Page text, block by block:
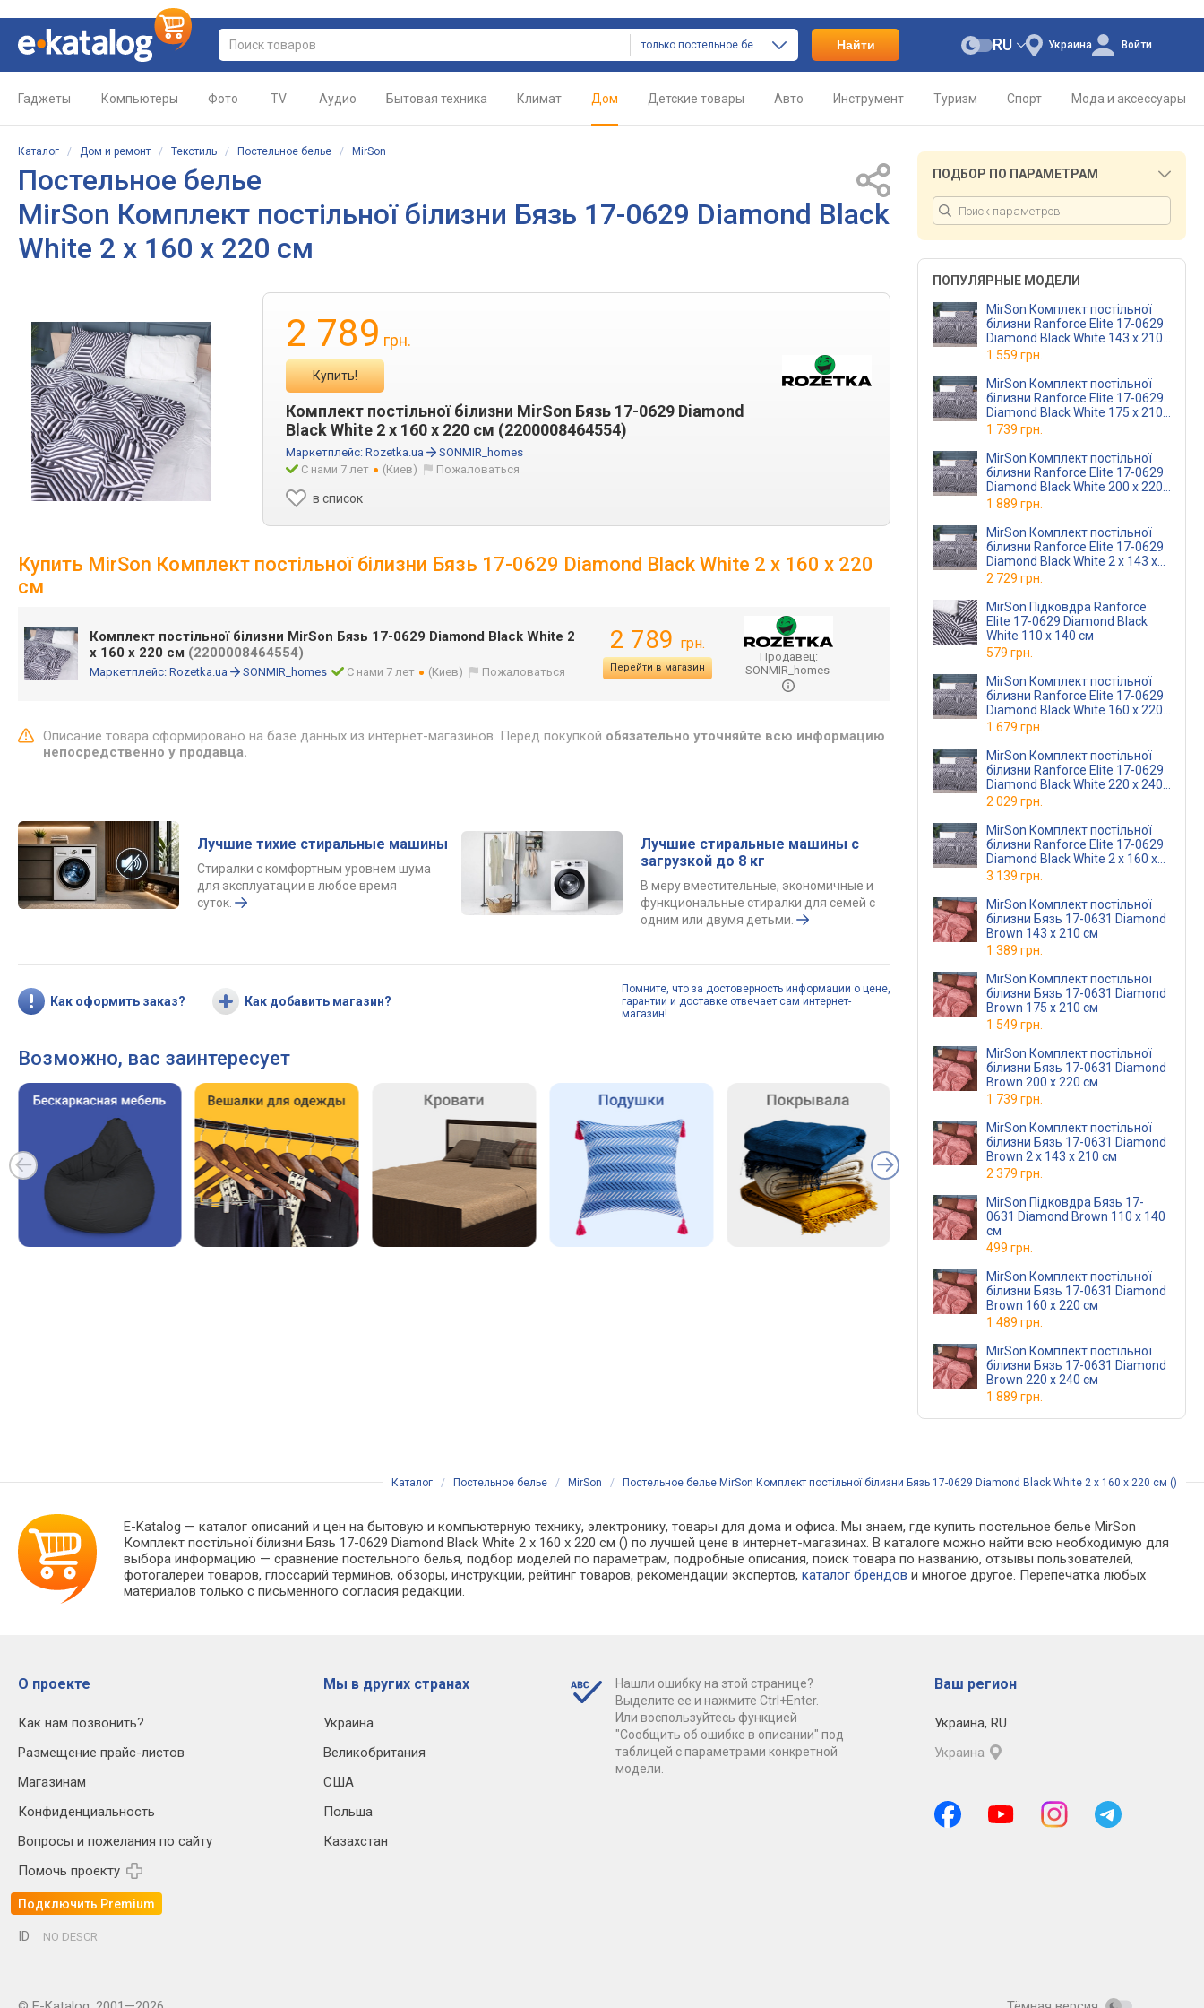
только постельное белье Найти Украина
RU Войти
Гаджеты Компьютеры Фото TV Аудио Бытовая техника Климат Дом Детские товары Авто Инструмент Туризм Спорт Мода и аксессуары
Каталог / Дом и ремонт / Текстиль / Постельное белье / MirSon
Постельное белье
MirSon Комплект постільної білизни Бязь 17-0629 Diamond Black
White 2 x 160 x 220 см
2 789 грн.
Купить!
Комплект постільної білизни MirSon Бязь 17-0629 Diamond
Black White 2 x 160 x 220 см (2200008464554)
Маркетплейс: Rozetka.ua
SONMIR_homes
С нами 7 лет
(Киев) Пожаловаться
в список
Купить MirSon Комплект постільної білизни Бязь 17-0629 Diamond Black White 2 x 160 x 220
см
Комплект постільної білизни MirSon Бязь 17-0629 Diamond Black White 2
x 160 x 220 см (2200008464554)
Маркетплейс: Rozetka.ua SONMIR_homes С нами 7 лет (Киев) Пожаловаться
2 789 грн.
Перейти в магазин
Продавец:
SONMIR_homes
Описание товара сформировано на базе данных из интернет-магазинов. Перед покупкой обязательно уточняйте всю информацию
непосредственно у продавца.
Лучшие тихие стиральные машины
Стиралки с комфортным уровнем шума
для эксплуатации в любое время
суток.
Лучшие стиральные машины с
загрузкой до 8 кг
В меру вместительные, экономичные и
функциональные стиралки для семей с
одним или двумя детьми.
Как оформить заказ? Как добавить магазин?
Помните, что за достоверность информации о цене,
гарантии и доставке отвечает сам интернет-
магазин!
Возможно, вас заинтересует
ПОДБОР ПО ПАРАМЕТРАМ
ПОПУЛЯРНЫЕ МОДЕЛИ
MirSon Комплект постільної
білизни Ranforce Elite 17-0629
Diamond Black White 143 x 210
см
1 559 грн.
MirSon Комплект постільної
білизни Ranforce Elite 17-0629
Diamond Black White 175 x 210
см
1 739 грн.
MirSon Комплект постільної
білизни Ranforce Elite 17-0629
Diamond Black White 200 x 220
см
1 889 грн.
MirSon Комплект постільної
білизни Ranforce Elite 17-0629
Diamond Black White 2 x 143 x
210 см
2 729 грн.
MirSon Підковдра Ranforce
Elite 17-0629 Diamond Black
White 110 x 140 см
579 грн.
MirSon Комплект постільної
білизни Ranforce Elite 17-0629
Diamond Black White 160 x 220
см
1 679 грн.
MirSon Комплект постільної
білизни Ranforce Elite 17-0629
Diamond Black White 220 x 240
см
2 029 грн.
MirSon Комплект постільної
білизни Ranforce Elite 17-0629
Diamond Black White 2 x 160 x
220 см
3 139 грн.
MirSon Комплект постільної
білизни Бязь 17-0631 Diamond
Brown 143 x 210 см
1 389 грн.
MirSon Комплект постільної
білизни Бязь 17-0631 Diamond
Brown 175 x 210 см
1 549 грн.
MirSon Комплект постільної
білизни Бязь 17-0631 Diamond
Brown 200 x 220 см
1 739 грн.
MirSon Комплект постільної
білизни Бязь 17-0631 Diamond
Brown 2 x 143 x 210 см
2 379 грн.
MirSon Підковдра Бязь 17-
0631 Diamond Brown 110 x 140
см
499 грн.
MirSon Комплект постільної
білизни Бязь 17-0631 Diamond
Brown 160 x 220 см
1 489 грн.
MirSon Комплект постільної
білизни Бязь 17-0631 Diamond
Brown 220 x 240 см
1 889 грн.
Каталог / Постельное белье / MirSon / Постельное белье MirSon Комплект постільної білизни Бязь 17-0629 Diamond Black White 2 x 160 x 220 см ()
E-Katalog — каталог описаний и цен на бытовую и компьютерную технику, электронику, товары для дома и офиса. Мы знаем, где купить постельное белье MirSon
Комплект постільної білизни Бязь 17-0629 Diamond Black White 2 x 160 x 220 см () по лучшей цене в интернет-магазинах. В каталоге можно найти всю необходимую для
выбора информацию — сравнение постельного белья, подбор моделей по параметрам, подробные описания, поиск товара по названию, отзывы пользователей,
фотогалереи товаров, глоссарий терминов, обзоры, инструкции, рейтинг товаров, рекомендации экспертов,каталог брендов и многое другое. Перепечатка любых
материалов только с письменного согласия редакции.
О проекте
Как нам позвонить?
Размещение прайс-листов
Магазинам
Конфиденциальность
Вопросы и пожелания по сайту
Помочь проекту
Подключить Premium
Мы в других странах
Украина
Великобритания
США
Польша
Казахстан
Нашли ошибку на этой странице?
Выделите ее и нажмите Ctrl+Enter.
Или воспользуйтесь функцией
"Сообщить об ошибке в описании" под
таблицей с параметрами конкретной
модели.
Ваш регион
Украина, RU
Украина
ID NO DESCR